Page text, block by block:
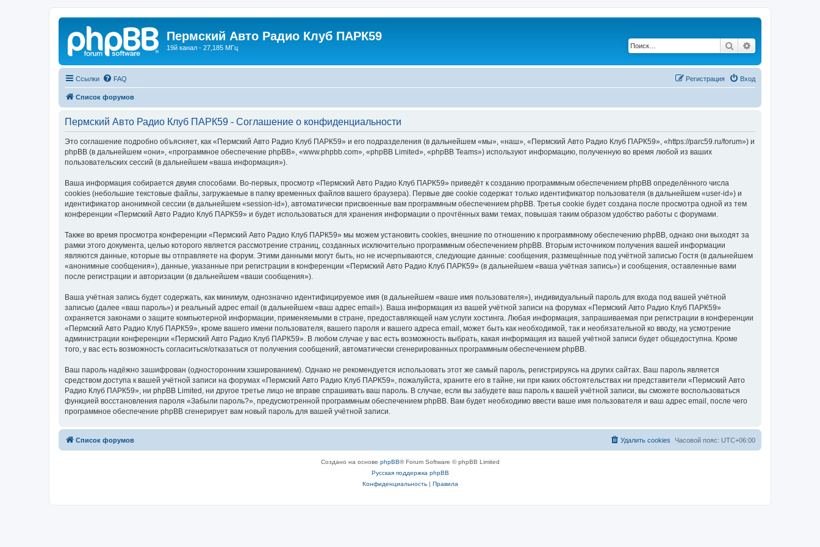
Пермский Авто Радио Клуб ПАРК59
19й канал - 27,185 МГц Поиск
Ссылки FAQ Вход
Регистрация
Список форумов
Пермский Авто Радио Клуб ПАРК59 - Соглашение о конфиденциальности
Это соглашение подробно объясняет, как «Пермский Авто Радио Клуб ПАРК59» и его подразделения (в дальнейшем «мы», «наш», «Пермский Авто Радио Клуб ПАРК59», «https://parc59.ru/forum») и
phpBB (в дальнейшем «они», «программное обеспечение phpBB», «www.phpbb.com», «phpBB Limited», «phpBB Teams») используют информацию, полученную во время любой из ваших
пользовательских сессий (в дальнейшем «ваша информация»).
Ваша информация собирается двумя способами. Во-первых, просмотр «Пермский Авто Радио Клуб ПАРК59» приведёт к созданию программным обеспечением phpBB определённого числа
cookies (небольшие текстовые файлы, загружаемые в папку временных файлов вашего браузера). Первые две cookie содержат только идентификатор пользователя (в дальнейшем «user-id») и
идентификатор анонимной сессии (в дальнейшем «session-id»), автоматически присвоенные вам программным обеспечением phpBB. Третья cookie будет создана после просмотра одной из тем
конференции «Пермский Авто Радио Клуб ПАРК59» и будет использоваться для хранения информации о прочтённых вами темах, повышая таким образом удобство работы с форумами.
Также во время просмотра конференции «Пермский Авто Радио Клуб ПАРК59» мы можем установить cookies, внешние по отношению к программному обеспечению phpBB, однако они выходят за
рамки этого документа, целью которого является рассмотрение страниц, созданных исключительно программным обеспечением phpBB. Вторым источником получения вашей информации
являются данные, которые вы отправляете на форум. Этими данными могут быть, но не исчерпываются, следующие данные: сообщения, размещённые под учётной записью Гостя (в дальнейшем
«анонимные сообщения»), данные, указанные при регистрации в конференции «Пермский Авто Радио Клуб ПАРК59» (в дальнейшем «ваша учётная запись») и сообщения, оставленные вами
после регистрации и авторизации (в дальнейшем «ваши сообщения»).
Ваша учётная запись будет содержать, как минимум, однозначно идентифицируемое имя (в дальнейшем «ваше имя пользователя»), индивидуальный пароль для входа под вашей учётной
записью (далее «ваш пароль») и реальный адрес email (в дальнейшем «ваш адрес email»). Ваша информация из вашей учётной записи на форумах «Пермский Авто Радио Клуб ПАРК59»
охраняется законами о защите компьютерной информации, применяемыми в стране, предоставляющей нам услуги хостинга. Любая информация, запрашиваемая при регистрации в конференции
«Пермский Авто Радио Клуб ПАРК59», кроме вашего имени пользователя, вашего пароля и вашего адреса email, может быть как необходимой, так и необязательной ко вводу, на усмотрение
администрации конференции «Пермский Авто Радио Клуб ПАРК59». В любом случае у вас есть возможность выбрать, какая информация из вашей учётной записи будет общедоступна. Кроме
того, у вас есть возможность согласиться/отказаться от получения сообщений, автоматически сгенерированных программным обеспечением phpBB.
Ваш пароль надёжно зашифрован (односторонним хэшированием). Однако не рекомендуется использовать этот же самый пароль, регистрируясь на других сайтах. Ваш пароль является
средством доступа к вашей учётной записи на форумах «Пермский Авто Радио Клуб ПАРК59», пожалуйста, храните его в тайне, ни при каких обстоятельствах ни представители «Пермский Авто
Радио Клуб ПАРК59», ни phpBB Limited, ни другое третье лицо не вправе спрашивать ваш пароль. В случае, если вы забудете ваш пароль к вашей учётной записи, вы сможете воспользоваться
функцией восстановления пароля «Забыли пароль?», предусмотренной программным обеспечением phpBB. Вам будет необходимо ввести ваше имя пользователя и ваш адрес email, после чего
программное обеспечение phpBB сгенерирует вам новый пароль для вашей учётной записи.
Список форумов Часовой пояс: UTC+06:00
Удалить cookies
Создано на основе phpBB® Forum Software © phpBB Limited
Русская поддержка phpBB
Конфиденциальность| Правила